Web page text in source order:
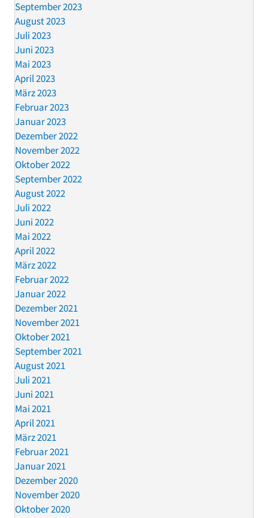
September 2023
August 2023
Juli 2023
Juni 2023
Mai 2023
April 2023
März 2023
Februar 2023
Januar 2023
Dezember 2022
November 2022
Oktober 2022
September 2022
August 2022
Juli 2022
Juni 2022
Mai 2022
April 2022
März 2022
Februar 2022
Januar 2022
Dezember 2021
November 2021
Oktober 2021
September 2021
August 2021
Juli 2021
Juni 2021
Mai 2021
April 2021
März 2021
Februar 2021
Januar 2021
Dezember 2020
November 2020
Oktober 2020